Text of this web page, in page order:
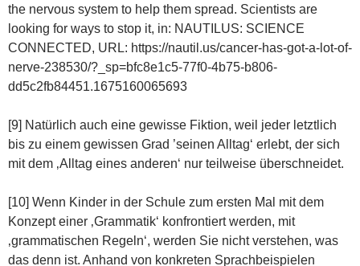
the nervous system to help them spread. Scientists are
looking for ways to stop it, in: NAUTILUS: SCIENCE
CONNECTED, URL: https://nautil.us/cancer-has-got-a-lot-of-
nerve-238530/?_sp=bfc8e1c5-77f0-4b75-b806-
dd5c2fb84451.1675160065693
[9] Natürlich auch eine gewisse Fiktion, weil jeder letztlich
bis zu einem gewissen Grad ’seinen Alltag‘ erlebt, der sich
mit dem ‚Alltag eines anderen‘ nur teilweise überschneidet.
[10] Wenn Kinder in der Schule zum ersten Mal mit dem
Konzept einer ‚Grammatik‘ konfrontiert werden, mit
‚grammatischen Regeln‘, werden Sie nicht verstehen, was
das denn ist. Anhand von konkreten Sprachbeispielen